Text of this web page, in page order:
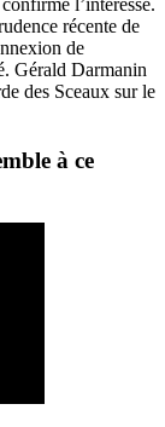
l’intéressé.
récente de
de
Gérald Darmanin
des Sceaux sur le
à ce